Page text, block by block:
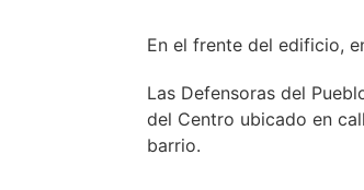
En el frente del edificio,
Las Defensoras del
del Centro ubicado en
barrio.